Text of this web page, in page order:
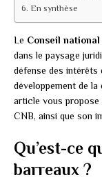
En synthèse
Le Conseil
dans le paysage
défense des intérêts
développement de
article vous propose
CNB, ainsi que son
Qu’est-ce
barreaux ?